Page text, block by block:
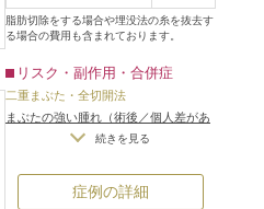
脂肪切除をする場合や埋没法の糸を抜去す
る場合の費用も含まれております。
リスク・副作用・合併症
二重まぶた・全切開法
まぶたの強い腫れ（術後／個人差があ
内出血（術後）/
不自然な二重（無理に二重の幅を広
/仕上がりのわずかな左右
続きを見る
症例の詳細